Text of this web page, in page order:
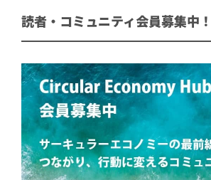
読者・コミュニティ会員募集中！